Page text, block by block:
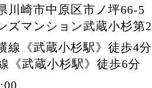
川崎市中原区市ノ坪66-5
ズマンション武蔵小杉第
線《武蔵小杉駅》徒歩4分
《武蔵小杉駅》徒歩6分